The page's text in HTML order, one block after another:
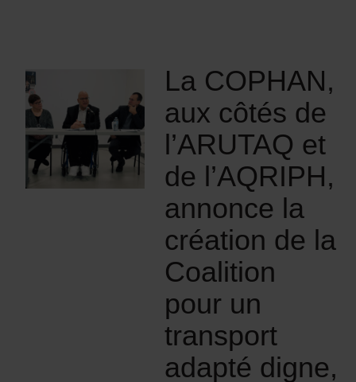
La COPHAN,
aux côtés de
l’ARUTAQ et
de l’AQRIPH,
annonce la
création de la
Coalition
pour un
transport
adapté digne,